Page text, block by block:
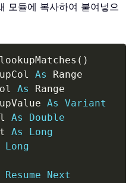
모듈에 복사하여 붙여넣으
( )
As Range
As Range
As
Variant
As
Double
As
Long
Long
Resume
Next
Copy